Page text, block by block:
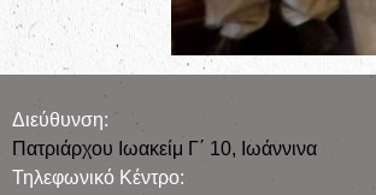
Διεύθυνση:
Πατριάρχου Ιωακείμ Γ΄ 10, Iωάννινα
Τηλεφωνικό Κέντρο: